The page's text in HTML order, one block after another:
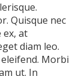
Quisque nec
ex, at
diam leo.
Morbi
ut. In